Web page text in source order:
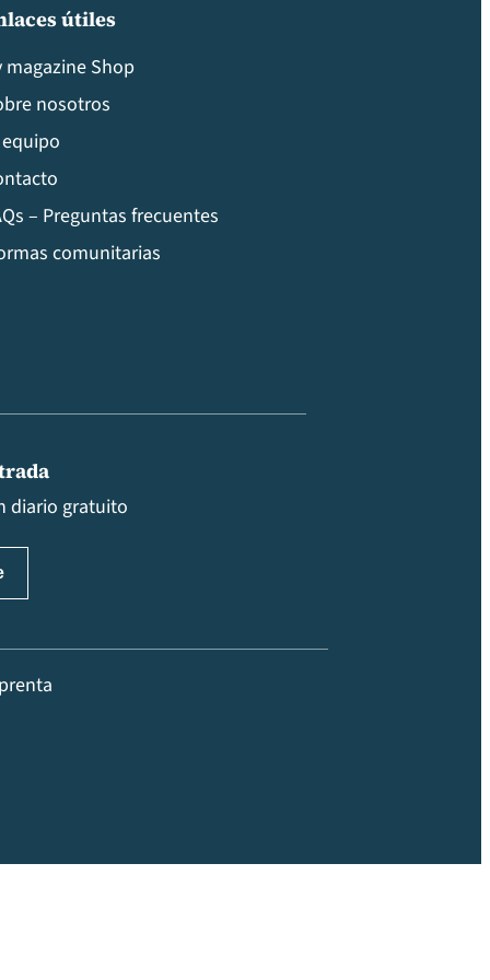
útiles
magazine Shop
nosotros
– Preguntas frecuentes
comunitarias
diario gratuito